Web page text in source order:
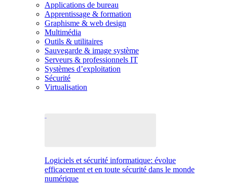
Applications de bureau
Apprentissage & formation
Graphisme & web design
Multimédia
Outils & utilitaires
Sauvegarde & image système
Serveurs & professionnels IT
Systèmes d’exploitation
Sécurité
Virtualisation
Logiciels et sécurité informatique: évolue
efficacement et en toute sécurité dans le monde
numérique